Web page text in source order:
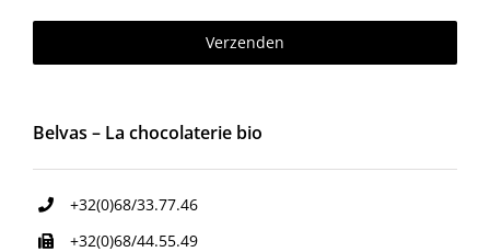
Verzenden
Belvas – La chocolaterie bio
+32(0)68/33.77.46
+32(0)68/44.55.49